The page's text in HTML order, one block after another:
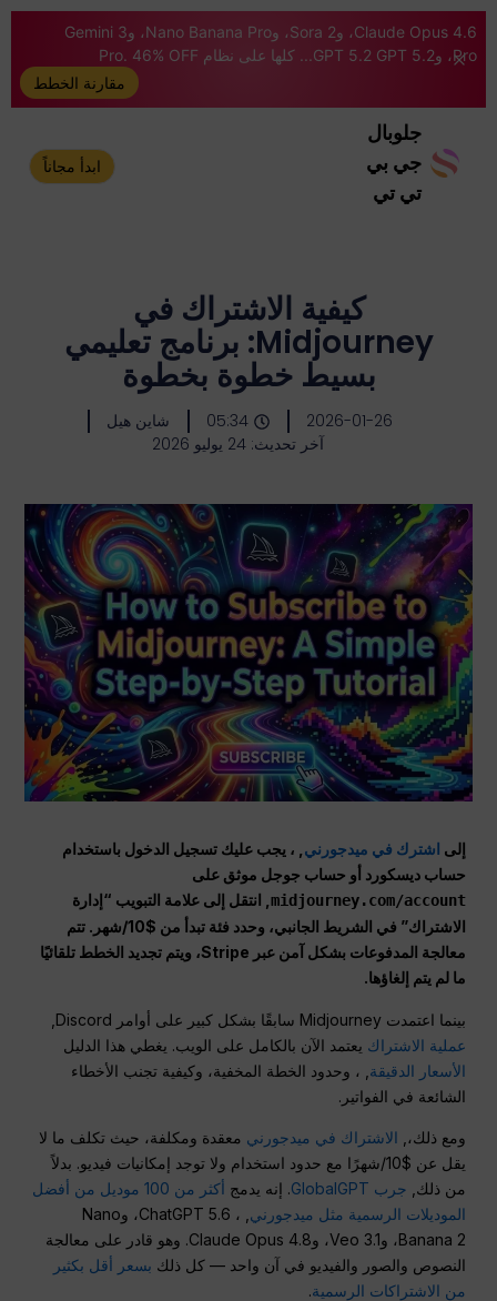
Claude Opus 4.6، وSora 2، وNano Banana Pro، وGemini 3
Pro، وGPT 5.2 GPT 5.2... كلها على نظام Pro. 46% OFF
مقارنة الخطط
جلوبال
جي بي
تي تي
ابدأ مجاناً
كيفية الاشتراك في
Midjourney: برنامج تعليمي
بسيط خطوة بخطوة
2026-01-26
05:34
شاين هيل
آخر تحديث: 24 يوليو 2026
إلى اشترك في ميدجورني , ، يجب عليك تسجيل الدخول باستخدام
حساب ديسكورد أو حساب جوجل موثق على
midjourney.com/account انتقل إلى علامة التبويب “إدارة
الاشتراك” في الشريط الجانبي، وحدد فئة تبدأ من $10/شهر. تتم
معالجة المدفوعات بشكل آمن عبر Stripe، ويتم تجديد الخطط تلقائيًا
ما لم يتم إلغاؤها.
بينما اعتمدت Midjourney سابقًا بشكل كبير على أوامر Discord,
عملية الاشتراك يعتمد الآن بالكامل على الويب. يغطي هذا الدليل
الأسعار الدقيقة , ، وحدود الخطة المخفية، وكيفية تجنب الأخطاء
الشائعة في الفواتير.
ومع ذلك،, الاشتراك في ميدجورني معقدة ومكلفة، حيث تكلف ما لا
يقل عن $10/شهرًا مع حدود استخدام ولا توجد إمكانيات فيديو. بدلاً
من ذلك, جرب GlobalGPT . إنه يدمج
أكثر من 100 موديل من أفضل
الموديلات الرسمية مثل ميدجورني
, ، ChatGPT 5.6، وNano
Banana 2، وVeo 3.1، وClaude Opus 4.8. وهو قادر على معالجة
النصوص والصور والفيديو في آن واحد — كل ذلك بسعر أقل بكثير
من الاشتراكات الرسمية.